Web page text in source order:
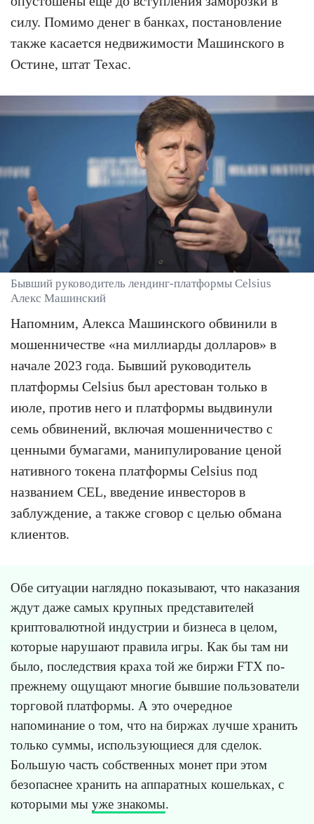
силу. Помимо денег в банках, постановление
также касается недвижимости Машинского в
Остине, штат Техас.
Бывший руководитель лендинг-платформы Celsius
Алекс Машинский
Напомним, Алекса Машинского обвинили в
мошенничестве «на миллиарды долларов» в
начале 2023 года. Бывший руководитель
платформы Celsius был арестован только в
июле, против него и платформы выдвинули
семь обвинений, включая мошенничество с
ценными бумагами, манипулирование ценой
нативного токена платформы Celsius под
названием CEL, введение инвесторов в
заблуждение, а также сговор с целью обмана
клиентов.
Обе ситуации наглядно показывают, что наказания
ждут даже самых крупных представителей
криптовалютной индустрии и бизнеса в целом,
которые нарушают правила игры. Как бы там ни
было, последствия краха той же биржи FTX по-
прежнему ощущают многие бывшие пользователи
торговой платформы. А это очередное
напоминание о том, что на биржах лучше хранить
только суммы, использующиеся для сделок.
Большую часть собственных монет при этом
безопаснее хранить на аппаратных кошельках, с
которыми мы уже знакомы.